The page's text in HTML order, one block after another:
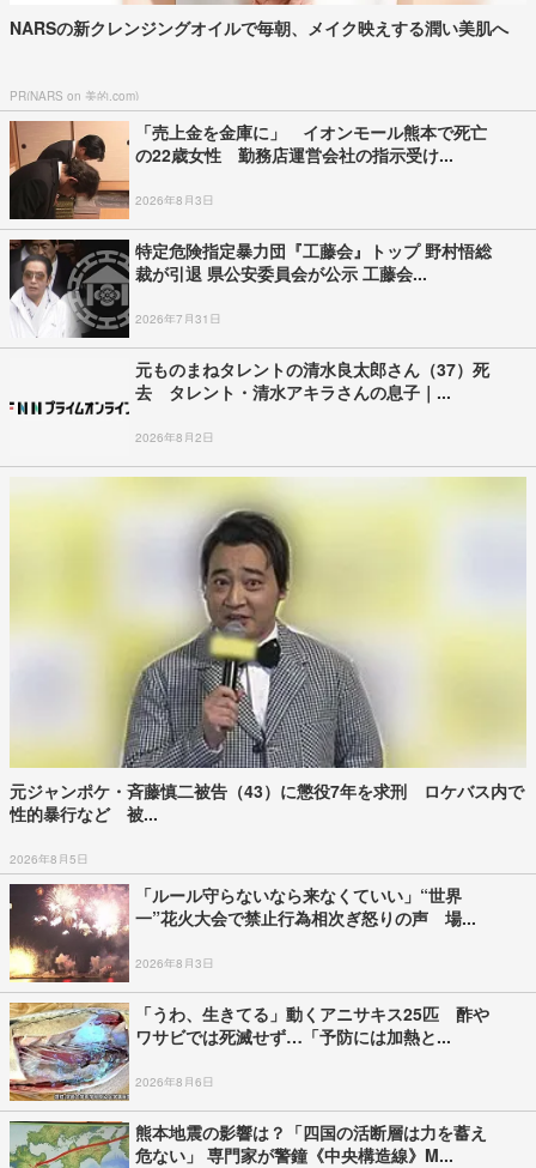
NARSの新クレンジングオイルで毎朝、メイク映えする潤い美肌へ
PR(NARS on 美的.com)
「売上金を金庫に」 イオンモール熊本で死亡
の22歳女性 勤務店運営会社の指示受け...
2026年8月3日
特定危険指定暴力団『工藤会』トップ 野村悟総
裁が引退 県公安委員会が公示 工藤会...
2026年7月31日
元ものまねタレントの清水良太郎さん（37）死
去 タレント・清水アキラさんの息子｜...
2026年8月2日
元ジャンポケ・斉藤慎二被告（43）に懲役7年を求刑 ロケバス内で
性的暴行など 被...
2026年8月5日
「ルール守らないなら来なくていい」“世界
一”花火大会で禁止行為相次ぎ怒りの声 場...
2026年8月3日
「うわ、生きてる」動くアニサキス25匹 酢や
ワサビでは死滅せず…「予防には加熱と...
2026年8月6日
熊本地震の影響は？「四国の活断層は力を蓄え
危ない」 専門家が警鐘《中央構造線》M...